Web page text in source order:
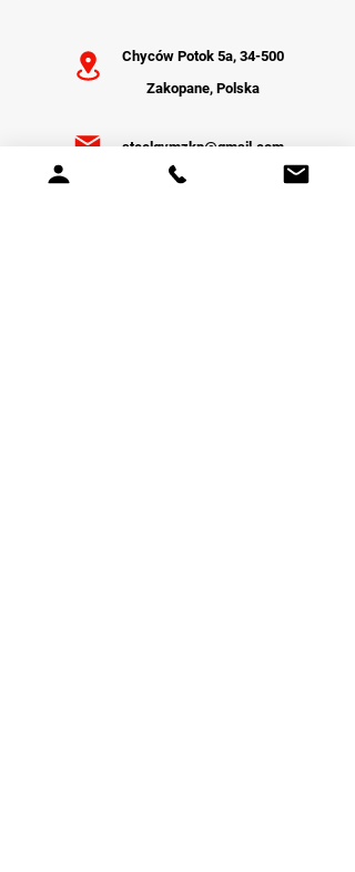
Chyców Potok 5a, 34-500
Zakopane, Polska
steelgymzkp@gmail.com